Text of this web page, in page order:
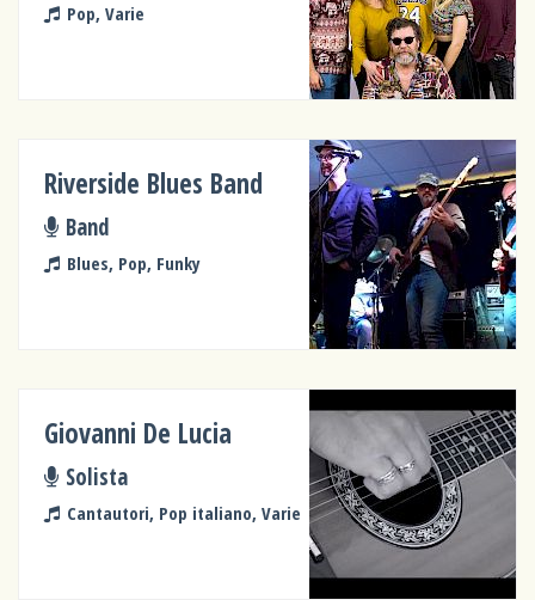
Pop, Varie
Riverside Blues Band
Band
Blues, Pop, Funky
Giovanni De Lucia
Solista
Cantautori, Pop italiano, Varie